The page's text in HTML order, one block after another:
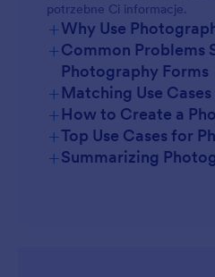
potrzebne Ci informacje.
+Why Use
+Common Problems
Photography Forms
+Matching Use
+How to Create a
+Top Use Cases for
For Managers
+Summarizing